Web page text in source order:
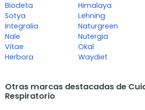
Biodeta
Sotya
Integralia
Nale
Vitae
Herbora
Himalaya
Lehning
Naturgreen
Nutergia
Okal
Waydiet
Otras marcas destacadas de
Respiratorio